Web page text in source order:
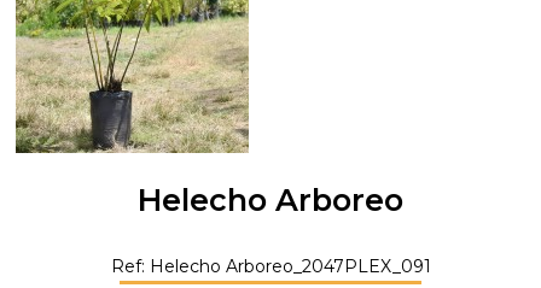
Helecho Arboreo
Ref: Helecho Arboreo_2047PLEX_091